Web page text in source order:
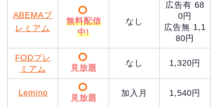
ABEMAプ
レミアム
無料配信
中!
なし
広告有 68
0円
広告無 1,1
80円
FODプレ
ミアム
見放題
なし 1,320円
Lemino
見放題
加入月 1,540円